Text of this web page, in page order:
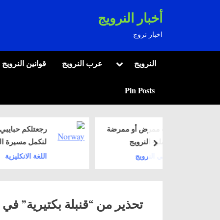
أخبار النرويج
اخبار نروج
النرويج Toggleعرب النرويج قوانين النرويج
Pin Posts
رجعتلكم حبايبي بعد غياب
لنكمل مسيرة اللغة
بفقرات حلوة ومميزة
next
تحذير من “قنبلة بكتيرية”